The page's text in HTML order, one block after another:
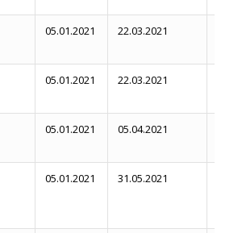
05.01.2021 22.03.2021
05.01.2021 22.03.2021
05.01.2021 05.04.2021
05.01.2021 31.05.2021